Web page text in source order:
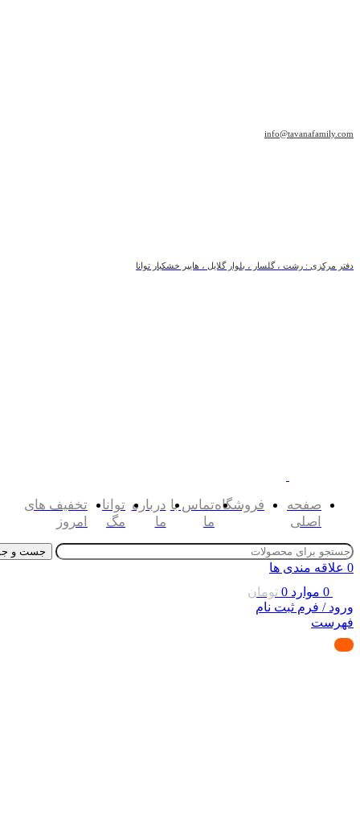
info@tavanafamily.com
دفتر مرکزی : رشت ، گلسار ، بلوار گلایل ، هایپر خشکبار توانا
صفحه
اصلی
فروشگاهتماس با
ما
درباره
ما
توانا
مگ
تخفیف های
امروز
جست و
0 علاقه مندی ها
0 موارد 0 تومان
ورود / فرم ثبت نام
فهرست